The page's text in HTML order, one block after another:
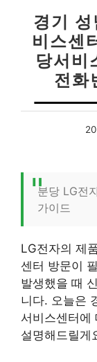
경기
비스센
당서비
전화
분당 LG전
가이드
LG전자의 제
센터 방문이
발생했을 때
니다. 오늘은
서비스센터에
설명해드릴게